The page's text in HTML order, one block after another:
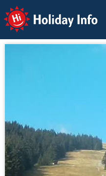
Holiday Info